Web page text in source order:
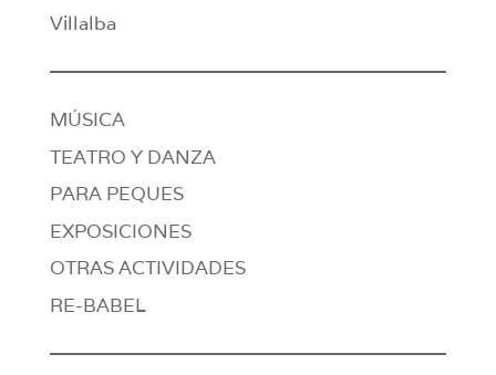
Villalba
MÚSICA
TEATRO Y DANZA
PARA PEQUES
EXPOSICIONES
OTRAS ACTIVIDADES
RE-BABEL